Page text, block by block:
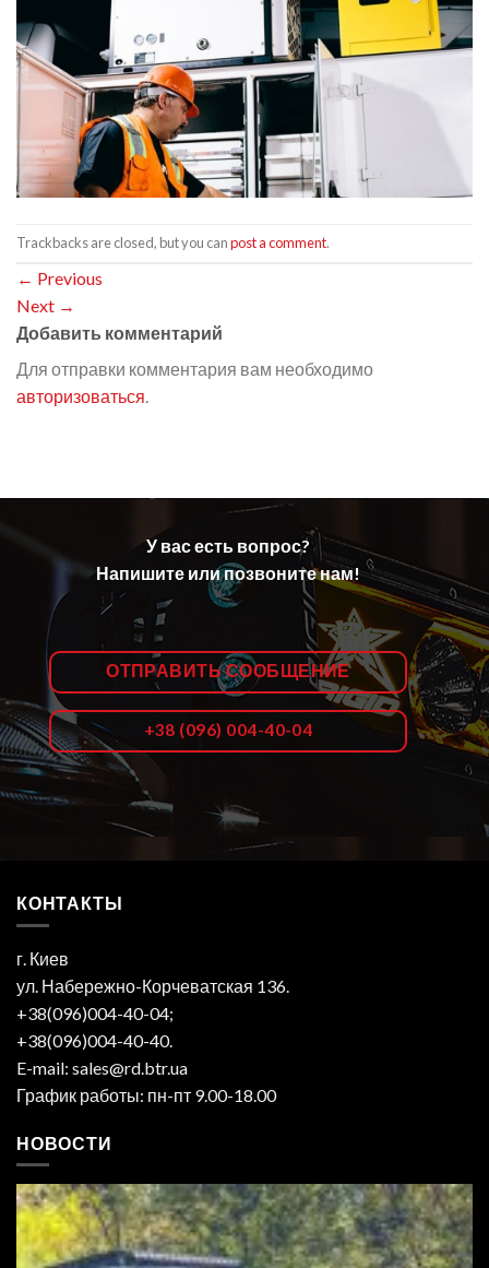
Trackbacks are closed, but you canpost a comment.
← Previous
Next →
Добавить комментарий
Для отправки комментария вам необходимо
авторизоваться.
У вас есть вопрос?
Напишите или позвоните нам!
ОТПРАВИТЬ СООБЩЕНИЕ
+38 (096) 004-40-04
КОНТАКТЫ
г. Киев
ул. Набережно-Корчеватская 136.
+38(096)004-40-04;
+38(096)004-40-40.
E-mail: sales@rd.btr.ua
График работы: пн-пт 9.00-18.00
НОВОСТИ